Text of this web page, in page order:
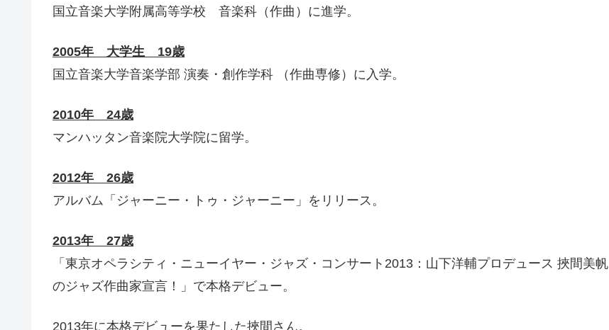
国立音楽大学附属高等学校 音楽科（作曲）に進学。
2005年 大学生 19歳
国立音楽大学音楽学部 演奏・創作学科 （作曲専修）に入学。
2010年 24歳
マンハッタン音楽院大学院に留学。
2012年 26歳
アルバム「ジャーニー・トゥ・ジャーニー」をリリース。
2013年 27歳
「東京オペラシティ・ニューイヤー・ジャズ・コンサート2013：山下洋輔プロデュース 挾間美帆
のジャズ作曲家宣言！」で本格デビュー。
2013年に本格デビューを果たした挾間さん。